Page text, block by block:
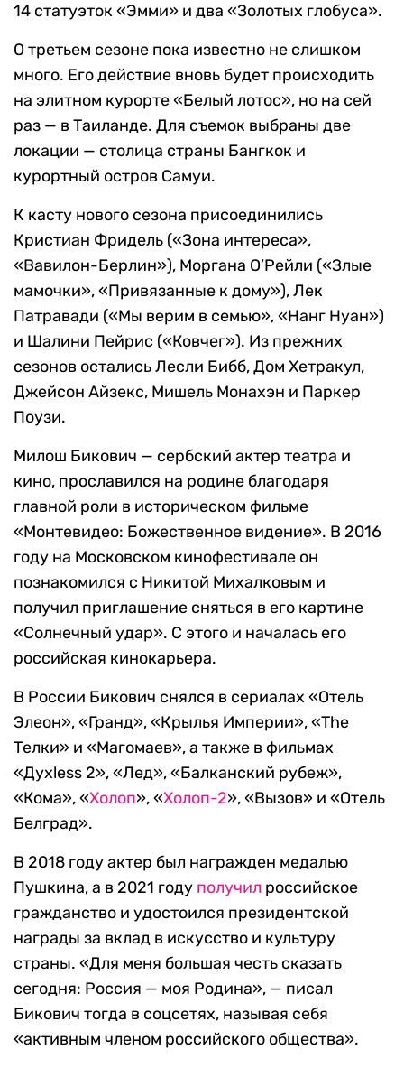
14 статуэток «Эмми» и два «Золотых глобуса».
О третьем сезоне пока известно не слишком
много. Его действие вновь будет происходить
на элитном курорте «Белый лотос», но на сей
раз — в Таиланде. Для съемок выбраны две
локации — столица страны Бангкок и
курортный остров Самуи.
К касту нового сезона присоединились
Кристиан Фридель («Зона интереса»,
«Вавилон-Берлин»), Моргана О’Рейли («Злые
мамочки», «Привязанные к дому»), Лек
Патравади («Мы верим в семью», «Нанг Нуан»)
и Шалини Пейрис («Ковчег»). Из прежних
сезонов остались Лесли Бибб, Дом Хетракул,
Джейсон Айзекс, Мишель Монахэн и Паркер
Поузи.
Милош Бикович — сербский актер театра и
кино, прославился на родине благодаря
главной роли в историческом фильме
«Монтевидео: Божественное видение». В 2016
году на Московском кинофестивале он
познакомился с Никитой Михалковым и
получил приглашение сняться в его картине
«Солнечный удар». С этого и началась его
российская кинокарьера.
В России Бикович снялся в сериалах «Отель
Элеон», «Гранд», «Крылья Империи», «The
Телки» и «Магомаев», а также в фильмах
«Духless 2», «Лед», «Балканский рубеж»,
«Кома», «Холоп», «Холоп-2», «Вызов» и «Отель
Белград».
В 2018 году актер был награжден медалью
Пушкина, а в 2021 году получил российское
гражданство и удостоился президентской
награды за вклад в искусство и культуру
страны. «Для меня большая честь сказать
сегодня: Россия — моя Родина», — писал
Бикович тогда в соцсетях, называя себя
«активным членом российского общества».